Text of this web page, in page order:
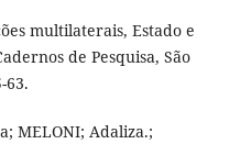
multilaterais, Estado e
de Pesquisa, São
63.
MELONI; Adaliza.;